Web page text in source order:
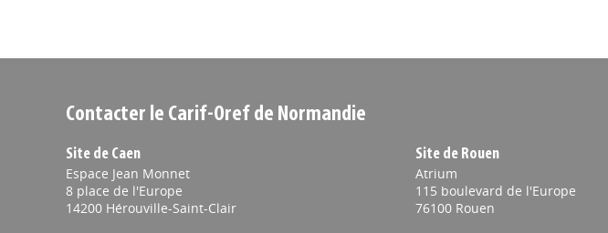
Contacter le Carif-Oref de Normandie
Site de Caen
Espace Jean Monnet
8 place de l'Europe
14200 Hérouville-Saint-Clair
Site de Rouen
Atrium
115 boulevard de l'Europe
76100 Rouen